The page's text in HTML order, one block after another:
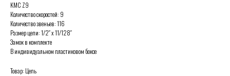
KMC Z9
Количество скоростей: 9
Количество звеньев: 116
Размер цепи: 1/2″ x 11/128″
Замок в комплекте
В индивидуальном пластиковом боксе
Товар: Цепь